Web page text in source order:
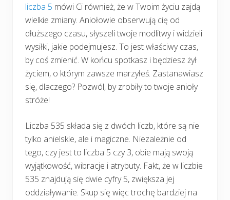
liczba 5 mówi Ci również, że w Twoim życiu zajdą
wielkie zmiany. Aniołowie obserwują cię od
dłuższego czasu, słyszeli twoje modlitwy i widzieli
wysiłki, jakie podejmujesz. To jest właściwy czas,
by coś zmienić. W końcu spotkasz i będziesz żył
życiem, o którym zawsze marzyłeś. Zastanawiasz
się, dlaczego? Pozwól, by zrobiły to twoje anioły
stróże!
Liczba 535 składa się z dwóch liczb, które są nie
tylko anielskie, ale i magiczne. Niezależnie od
tego, czy jest to liczba 5 czy 3, obie mają swoją
wyjątkowość, wibracje i atrybuty. Fakt, że w liczbie
535 znajdują się dwie cyfry 5, zwiększa jej
oddziaływanie. Skup się więc trochę bardziej na